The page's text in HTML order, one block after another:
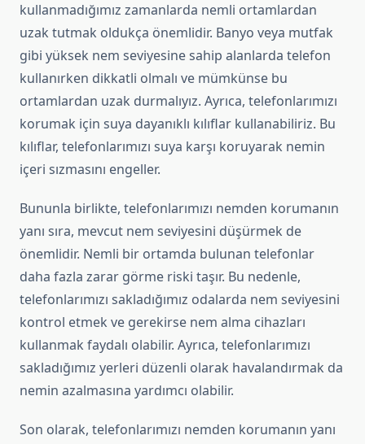
kullanmadığımız zamanlarda nemli ortamlardan
uzak tutmak oldukça önemlidir. Banyo veya mutfak
gibi yüksek nem seviyesine sahip alanlarda telefon
kullanırken dikkatli olmalı ve mümkünse bu
ortamlardan uzak durmalıyız. Ayrıca, telefonlarımızı
korumak için suya dayanıklı kılıflar kullanabiliriz. Bu
kılıflar, telefonlarımızı suya karşı koruyarak nemin
içeri sızmasını engeller.
Bununla birlikte, telefonlarımızı nemden korumanın
yanı sıra, mevcut nem seviyesini düşürmek de
önemlidir. Nemli bir ortamda bulunan telefonlar
daha fazla zarar görme riski taşır. Bu nedenle,
telefonlarımızı sakladığımız odalarda nem seviyesini
kontrol etmek ve gerekirse nem alma cihazları
kullanmak faydalı olabilir. Ayrıca, telefonlarımızı
sakladığımız yerleri düzenli olarak havalandırmak da
nemin azalmasına yardımcı olabilir.
Son olarak, telefonlarımızı nemden korumanın yanı